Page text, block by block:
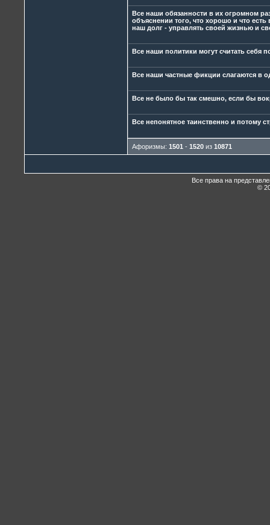
Все наши обязанности в их огромном
объяснении того, что хорошо и что
наш долг - управлять своей жизнью и
Все наши политики могут считать себя
Все наши частные фикции слагаются в
Все не было бы так смешно, если бы
Все непонятное таинственно и потому
Афоризмы: 1501 - 1520 из 10871
Все права на
©